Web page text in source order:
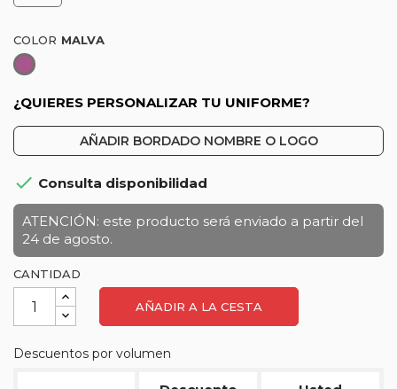
COLOR
Malva
¿QUIERES PERSONALIZAR TU UNIFORME?
AÑADIR BORDADO NOMBRE O LOGO
 Consulta disponibilidad
ATENCIÓN: este producto será enviado a partir del
24 de agosto.
CANTIDAD
AÑADIR A LA CESTA
Descuentos por volumen